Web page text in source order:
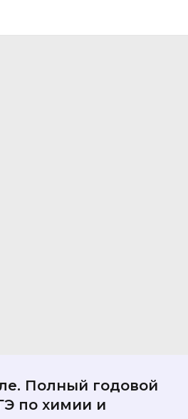
Полный годовой
по химии и